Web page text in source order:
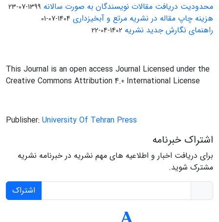
محدودیت دریافت مقالات نویسندگان به صورت سالانه 1399-07-23
هزینه چاپ مقاله در نشریه مرتع و آبخیزداری 1404-07-01
راهنمای نگارش جدید نشریه 1402-04-22
This Journal is an open access Journal Licensed under the
Creative Commons Attribution 4.0 International License
Publisher: University Of Tehran Press
اشتراک خبرنامه
برای دریافت اخبار و اطلاعیه های مهم نشریه در خبرنامه نشریه
مشترک شوید.
اشتراک